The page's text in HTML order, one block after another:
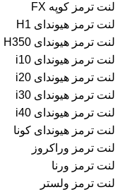
لنت ترمز کوپه FX
لنت ترمز هیوندای H1
لنت ترمز هیوندای H350
لنت ترمز هیوندای i10
لنت ترمز هیوندای i20
لنت ترمز هیوندای i30
لنت ترمز هیوندای i40
لنت ترمز هیوندای کونا
لنت ترمز وراکروز
لنت ترمز ورنا
لنت ترمز ولستر